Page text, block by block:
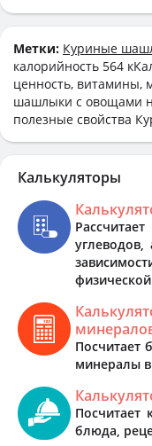
Метки: Куриные
калорийность 564
ценность, витамины,
шашлыки с овощами
полезные свойства
Калькуляторы
Посчитает
минералы
Посчитает
блюда,